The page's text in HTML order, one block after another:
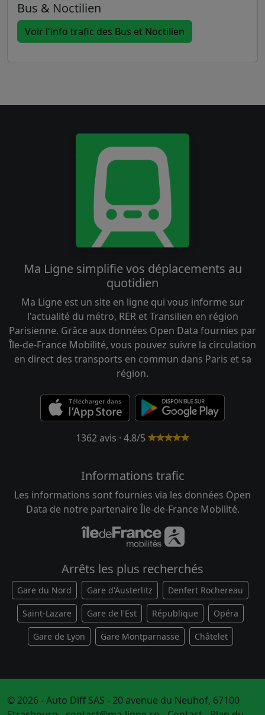
Bus & Noctilien
Voir l'info trafic des Bus et Noctilien
Ma Ligne simplifie vos déplacements au
quotidien
Ma Ligne est un site en ligne qui vous informe sur
l'actualité du métro, RER et Transilien en région
Parisienne. Grâce aux données Open Data fournies par
Île-de-France Mobilité, vous pouvez suivre la circulation
en direct des transports en commun dans Paris et sa
région.
1362 avis · 4.8/5
Informations trafic
Les informations sont fournies via les données Open
Data de notre partenaire Île-de-France Mobilité.
Arrêts les plus recherchés
Gare du Nord Gare d'Austerlitz Denfert Rochereau
Saint-Lazare Gare de l'Est République Opéra
Gare de Lyon Gare Montparnasse Châtelet
© 2026 - Auto Diff SAS - 20 avenue du Neuhof, 67100